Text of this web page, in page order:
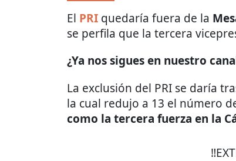
El PRI quedaría fuera de la
se perfila que la tercera
¿Ya nos sigues en nuestro
La exclusión del PRI se daría
la cual redujo a 13 el número
como la tercera fuerza en la